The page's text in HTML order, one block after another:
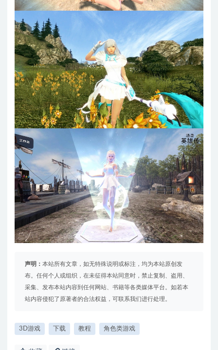
声明： 本站所有文章，如无特殊说明或标注，均为本站原创发
布。任何个人或组织，在未征得本站同意时，禁止复制、盗用、
采集、发布本站内容到任何网站、书籍等各类媒体平台。如若本
站内容侵犯了原著者的合法权益，可联系我们进行处理。
3D游戏 下载 教程 角色类游戏